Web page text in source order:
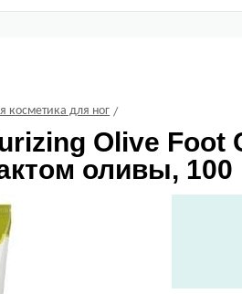
косметика для ног
Olive
оливы,